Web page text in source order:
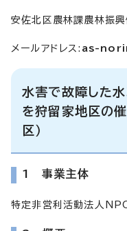
安佐北区農林課農林振
メールアドレス: as-
水害で故障した水
を狩留家地区の
区）
1 事業主体
特定非営利活動法人